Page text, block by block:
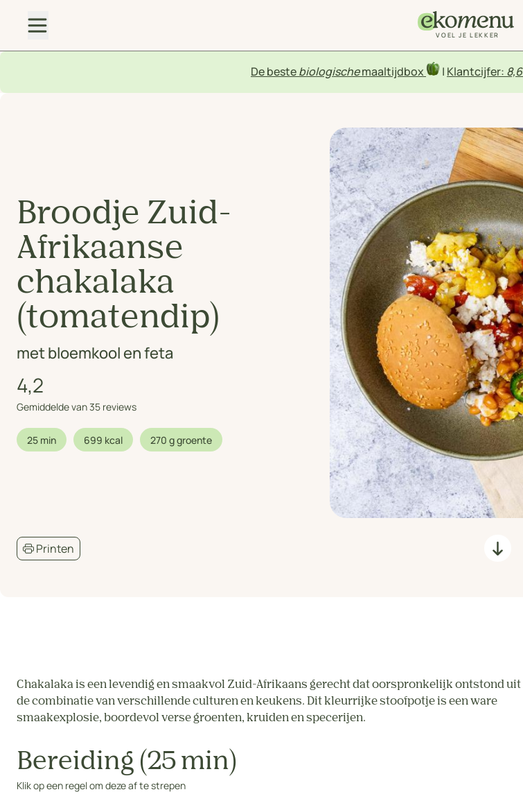
VOEL JE LEKKER
De bestebiologischemaaltijdbox | Klantcijfer: 8,6
Broodje Zuid-
Afrikaanse
chakalaka
(tomatendip)
met bloemkool en feta
4,2
Gemiddelde van 35 reviews
25 min 699 kcal 270 g groente
Printen
Chakalaka is een levendig en smaakvol Zuid-Afrikaans gerecht dat oorspronkelijk ontstond uit
de combinatie van verschillende culturen en keukens. Dit kleurrijke stoofpotje is een ware
smaakexplosie, boordevol verse groenten, kruiden en specerijen.
Bereiding (25 min)
Klik op een regel om deze af te strepen